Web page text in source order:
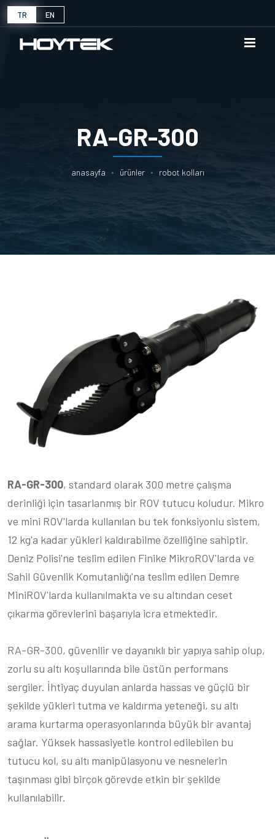
TR EN
RA-GR-300
anasayfa ürünler robot kollari
RA-GR-300, standard olarak 300 metre çalışma
derinliği için tasarlanmış bir ROV tutucu koludur. Mikro
ve mini ROV'larda kullanılan bu tek fonksiyonlu sistem,
12 kg'a kadar yükleri kaldırabilme özelliğine sahiptir.
Deniz Polisi'ne teslim edilen Finike MikroROV'larda ve
Sahil Güvenlik Komutanlığı'na teslim edilen Demre
MiniROV'larda kullanılmakta ve su altından ceset
çıkarma görevlerini başarıyla icra etmektedir.
RA-GR-300, güvenilir ve dayanıklı bir yapıya sahip olup,
zorlu su altı koşullarında bile üstün performans
sergiler. İhtiyaç duyulan anlarda hassas ve güçlü bir
şekilde yükleri tutma ve kaldırma yeteneği, su altı
arama kurtarma operasyonlarında büyük bir avantaj
sağlar. Yüksek hassasiyetle kontrol edilebilen bu
tutucu kol, su altı manipülasyonu ve nesnelerin
taşınması gibi birçok görevde etkin bir şekilde
kullanılabilir.